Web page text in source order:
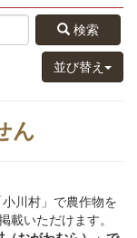
検索
並び替え
ん
川村」で農作物を
載いただけます。